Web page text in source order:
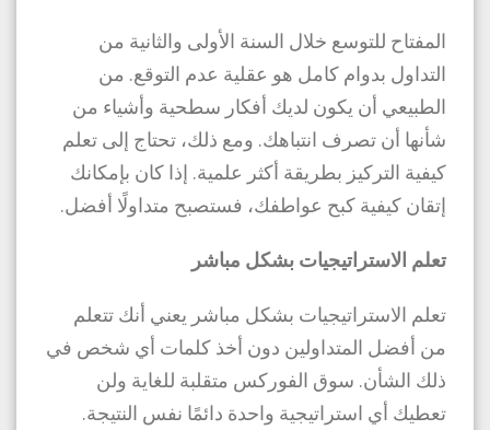
المفتاح للتوسع خلال السنة الأولى والثانية من
التداول بدوام كامل هو عقلية عدم التوقع. من
الطبيعي أن يكون لديك أفكار سطحية وأشياء من
شأنها أن تصرف انتباهك. ومع ذلك، تحتاج إلى تعلم
كيفية التركيز بطريقة أكثر علمية. إذا كان بإمكانك
إتقان كيفية كبح عواطفك، فستصبح متداولًا أفضل.
تعلم الاستراتيجيات بشكل مباشر
تعلم الاستراتيجيات بشكل مباشر يعني أنك تتعلم
من أفضل المتداولين دون أخذ كلمات أي شخص في
ذلك الشأن. سوق الفوركس متقلبة للغاية ولن
تعطيك أي استراتيجية واحدة دائمًا نفس النتيجة.